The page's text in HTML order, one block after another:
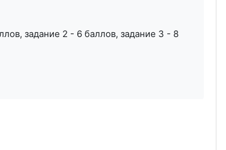
задание 2 - 6 баллов, задание 3 - 8